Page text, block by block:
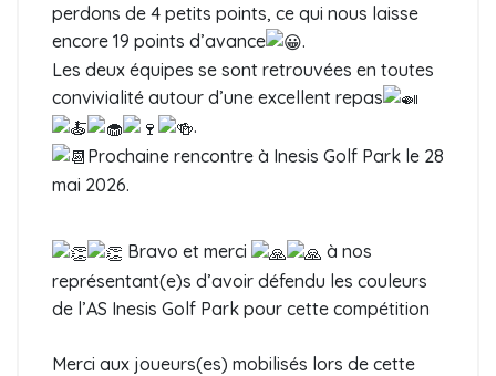
perdons de 4 petits points, ce qui nous laisse
encore 19 points d’avance
.
Les deux équipes se sont retrouvées en toutes
convivialité autour d’une excellent repas
.
Prochaine rencontre à Inesis Golf Park le 28
mai 2026.
Bravo et merci
à nos
représentant(e)s d’avoir défendu les couleurs
de l’AS Inesis Golf Park pour cette compétition
Merci aux joueurs(es) mobilisés lors de cette